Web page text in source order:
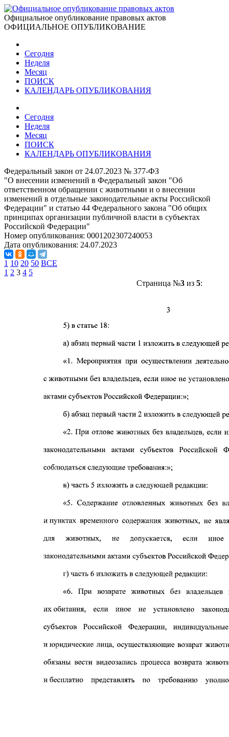
Официальное опубликование правовых актов
ОФИЦИАЛЬНОЕ ОПУБЛИКОВАНИЕ
Сегодня
Неделя
Месяц
ПОИСК
КАЛЕНДАРЬ ОПУБЛИКОВАНИЯ
Сегодня
Неделя
Месяц
ПОИСК
КАЛЕНДАРЬ ОПУБЛИКОВАНИЯ
Федеральный закон от 24.07.2023 № 377-ФЗ
"О внесении изменений в Федеральный закон "Об
ответственном обращении с животными и о внесении
изменений в отдельные законодательные акты Российской
Федерации" и статью 44 Федерального закона "Об общих
принципах организации публичной власти в субъектах
Российской Федерации"
Номер опубликования: 0001202307240053
Дата опубликования: 24.07.2023
1 10 20 50 ВСЕ
1 2 3 4 5
Страница №3из 5: